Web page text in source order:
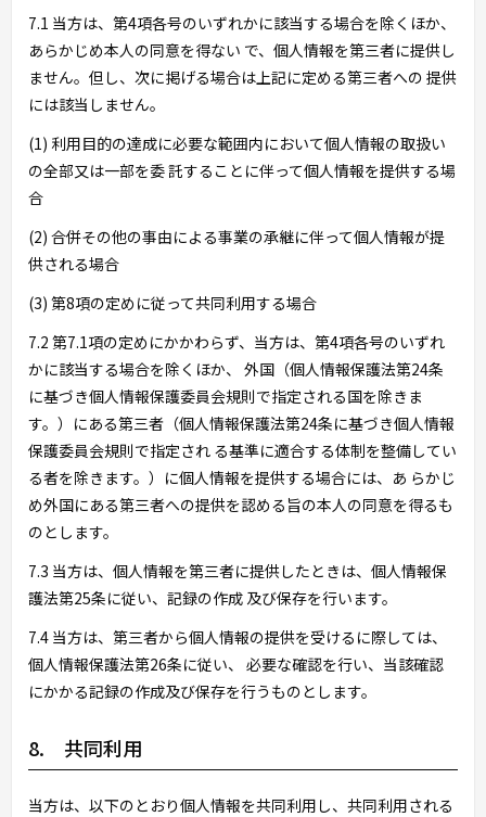
7.1 当方は、第4項各号のいずれかに該当する場合を除くほか、
あらかじめ本人の同意を得ない で、個人情報を第三者に提供し
ません。但し、次に掲げる場合は上記に定める第三者への 提供
には該当しません。
(1) 利用目的の達成に必要な範囲内において個人情報の取扱い
の全部又は一部を委 託することに伴って個人情報を提供する場
合
(2) 合併その他の事由による事業の承継に伴って個人情報が提
供される場合
(3) 第8項の定めに従って共同利用する場合
7.2 第7.1項の定めにかかわらず、当方は、第4項各号のいずれ
かに該当する場合を除くほか、 外国（個人情報保護法第24条
に基づき個人情報保護委員会規則で指定される国を除きま
す。）にある第三者（個人情報保護法第24条に基づき個人情報
保護委員会規則で指定され る基準に適合する体制を整備してい
る者を除きます。）に個人情報を提供する場合には、あ らかじ
め外国にある第三者への提供を認める旨の本人の同意を得るも
のとします。
7.3 当方は、個人情報を第三者に提供したときは、個人情報保
護法第25条に従い、記録の作成 及び保存を行います。
7.4 当方は、第三者から個人情報の提供を受けるに際しては、
個人情報保護法第26条に従い、 必要な確認を行い、当該確認
にかかる記録の作成及び保存を行うものとします。
8. 共同利用
当方は、以下のとおり個人情報を共同利用し、共同利用される